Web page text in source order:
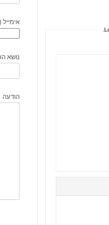
נושא
הודעה